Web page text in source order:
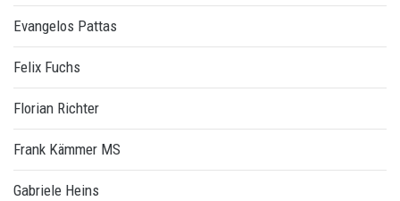
Evangelos Pattas
Felix Fuchs
Florian Richter
Frank Kämmer MS
Gabriele Heins